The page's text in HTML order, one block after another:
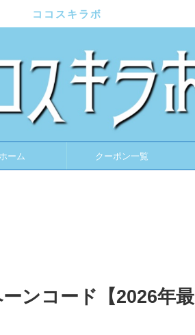
ココスキラボ
ホーム クーポン一覧
ンコード【2026年最